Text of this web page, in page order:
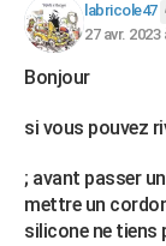
labricole47
27 avr. 2023
Bonjour
si vous pouvez
; avant passer
mettre un
silicone ne tiens